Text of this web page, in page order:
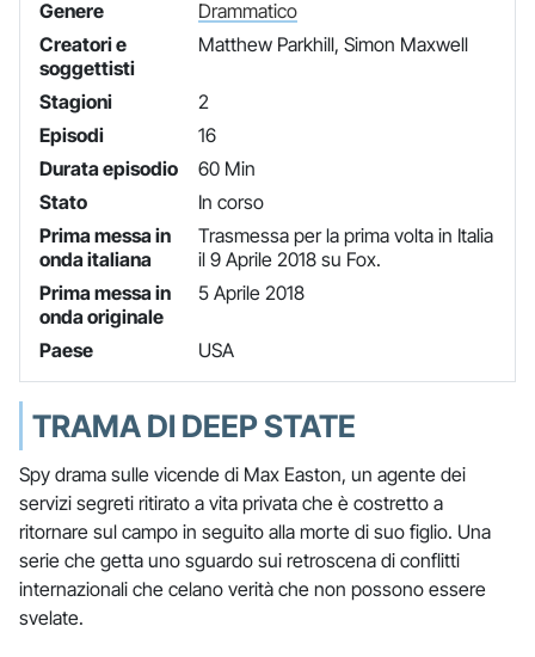
Genere
Drammatico
Creatori e
soggettisti
Matthew Parkhill, Simon Maxwell
Stagioni
2
Episodi
16
Durata episodio
60 Min
Stato
In corso
Prima messa in
onda italiana
Trasmessa per la prima volta in Italia
il 9 Aprile 2018 su Fox.
Prima messa in
onda originale
5 Aprile 2018
Paese USA
TRAMA DI DEEP STATE
Spy drama sulle vicende di Max Easton, un agente dei
servizi segreti ritirato a vita privata che è costretto a
ritornare sul campo in seguito alla morte di suo figlio. Una
serie che getta uno sguardo sui retroscena di conflitti
internazionali che celano verità che non possono essere
svelate.